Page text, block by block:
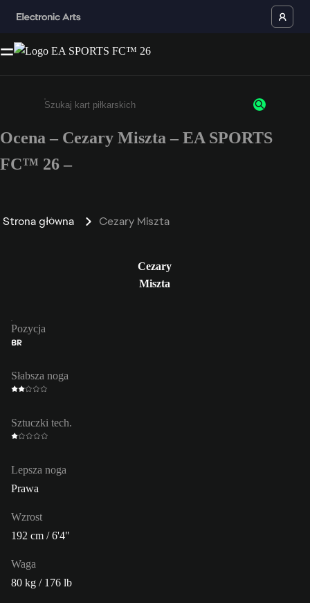
Wpisz co najmniej 3 znaki lub cyfry.
Ocena – Cezary Miszta – EA SPORTS
FC™ 26 –
Strona główna Cezary Miszta
Cezary
Miszta
Pozycja
BR
Słabsza noga
Sztuczki tech.
Lepsza noga
Prawa
Wzrost
192 cm / 6'4"
Waga
80 kg / 176 lb